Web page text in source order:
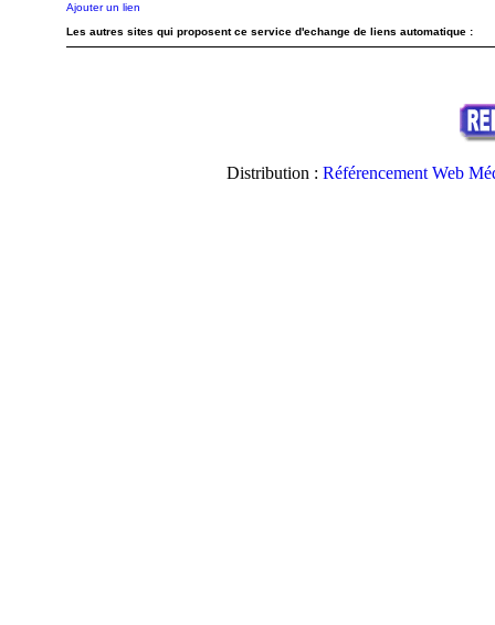
Ajouter un lien
Les autres sites qui proposent ce service d'echange de liens automatique :
Distribution : Référencement Web